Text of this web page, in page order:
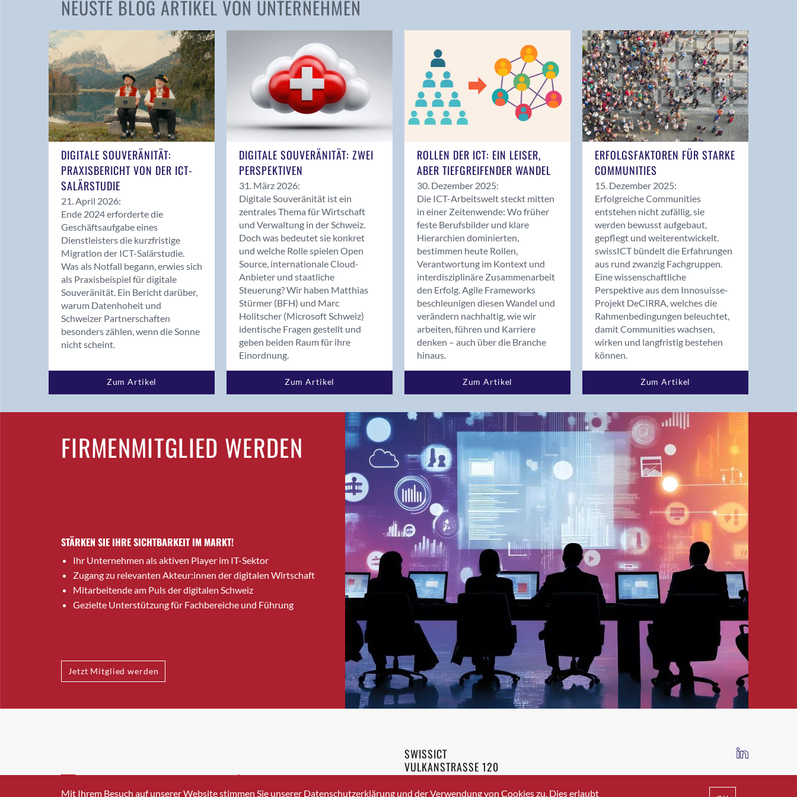
Andelfingen
Balsthal
Balzers
Bassersdorf
Benken (SG)
Bergdietikon
Bern - Liebefeld
Birsfelden
Bolligen
Bonaduz
Bonstetten
Bottighofen
Bremgarten bei Bern
Brig-Glis
Bronschhofen
Brugg
Brugg AG
Burgdorf
Bäretswil
Bülach
Cazis
Crissier
Davos Platz
NEUSTE BLOG ARTIKEL VON UNTERNEHMEN
DIGITALE SOUVERÄNITÄT:
PRAXISBERICHT VON DER ICT-
SALÄRSTUDIE
21. April 2026:
Ende 2024 erforderte die
Geschäftsaufgabe eines
Dienstleisters die kurzfristige
Migration der ICT-Salärstudie.
Was als Notfall begann, erwies sich
als Praxisbeispiel für digitale
Souveränität. Ein Bericht darüber,
warum Datenhoheit und
Schweizer Partnerschaften
besonders zählen, wenn die Sonne
nicht scheint.
Zum Artikel
DIGITALE SOUVERÄNITÄT: ZWEI
PERSPEKTIVEN
31. März 2026:
Digitale Souveränität ist ein
zentrales Thema für Wirtschaft
und Verwaltung in der Schweiz.
Doch was bedeutet sie konkret
und welche Rolle spielen Open
Source, internationale Cloud-
Anbieter und staatliche
Steuerung? Wir haben Matthias
Stürmer (BFH) und Marc
Holitscher (Microsoft Schweiz)
identische Fragen gestellt und
geben beiden Raum für ihre
Einordnung.
Zum Artikel
ROLLEN DER ICT: EIN LEISER,
ABER TIEFGREIFENDER WANDEL
30. Dezember 2025:
Die ICT-Arbeitswelt steckt mitten
in einer Zeitenwende: Wo früher
feste Berufsbilder und klare
Hierarchien dominierten,
bestimmen heute Rollen,
Verantwortung im Kontext und
interdisziplinäre Zusammenarbeit
den Erfolg. Agile Frameworks
beschleunigen diesen Wandel und
verändern nachhaltig, wie wir
arbeiten, führen und Karriere
denken – auch über die Branche
hinaus.
Zum Artikel
ERFOLGSFAKTOREN FÜR STARKE
COMMUNITIES
15. Dezember 2025:
Erfolgreiche Communities
entstehen nicht zufällig, sie
werden bewusst aufgebaut,
gepflegt und weiterentwickelt.
swissICT bündelt die Erfahrungen
aus rund zwanzig Fachgruppen.
Eine wissenschaftliche
Perspektive aus dem Innosuisse-
Projekt DeCIRRA, welches die
Rahmenbedingungen beleuchtet,
damit Communities wachsen,
wirken und langfristig bestehen
können.
Zum Artikel
FIRMENMITGLIED WERDEN
STÄRKEN SIE IHRE SICHTBARKEIT IM MARKT!
Ihr Unternehmen als aktiven Player im IT-Sektor
Zugang zu relevanten Akteur:innen der digitalen Wirtschaft
Mitarbeitende am Puls der digitalen Schweiz
Gezielte Unterstützung für Fachbereiche und Führung
Jetzt Mitglied werden
INFO@SWISSICT.CH +41 43 336 40 20
SWISSICT
VULKANSTRASSE 120
8048 ZURICH
IMPRESSUM DATENSCHUTZ AGB
Mit Ihrem Besuch auf unserer Website stimmen Sie unserer Datenschutzerklärung und der Verwendung von Cookies zu. Dies erlaubt